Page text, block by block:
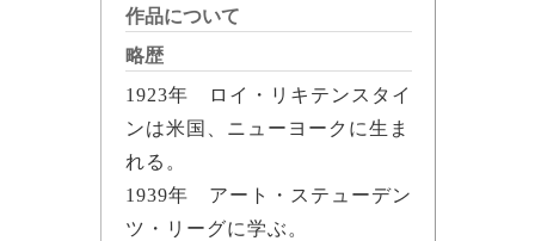
作品について
略歴
1923年 ロイ・リキテンスタイ
ンは米国、ニューヨークに生ま
れる。
1939年 アート・ステューデン
ツ・リーグに学ぶ。